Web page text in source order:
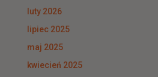
luty 2026
lipiec 2025
maj 2025
kwiecień 2025